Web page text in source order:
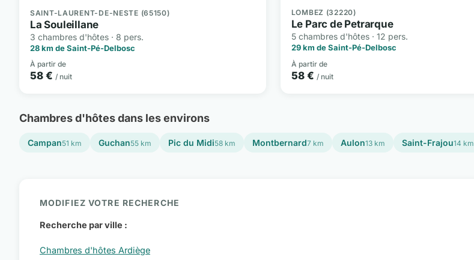
SAINT-LAURENT-DE-NESTE (65150)
La Souleillane
3 chambres d'hôtes · 8 pers.
28 km de Saint-Pé-Delbosc
À partir de
58 € / nuit
LOMBEZ (32220)
Le Parc de Petrarque
5 chambres d'hôtes · 12 pers.
29 km de Saint-Pé-Delbosc
À partir de
58 € / nuit
Chambres d'hôtes dans les environs
Campan51 km Guchan55 km Pic du Midi58 km Montbernard7 km Aulon13 km Saint-Frajou14 km
MODIFIEZ VOTRE RECHERCHE
Recherche par ville :
Chambres d'hôtes Ardiège